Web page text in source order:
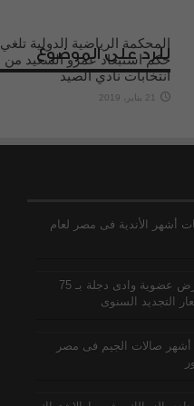
المحكمة الرياضية الدولية تلغي
حكم استبعاد عمرو السعيد من
انتخابات نادي الصيد
21 يناير، 2019
للرد على الموضوع
أشهر الأندية فى مصر لعام
تعرف على عرض عضوية وادى دجلة بـ 75
التجديد السنوى
أشهر صالات الجيم فى مصر